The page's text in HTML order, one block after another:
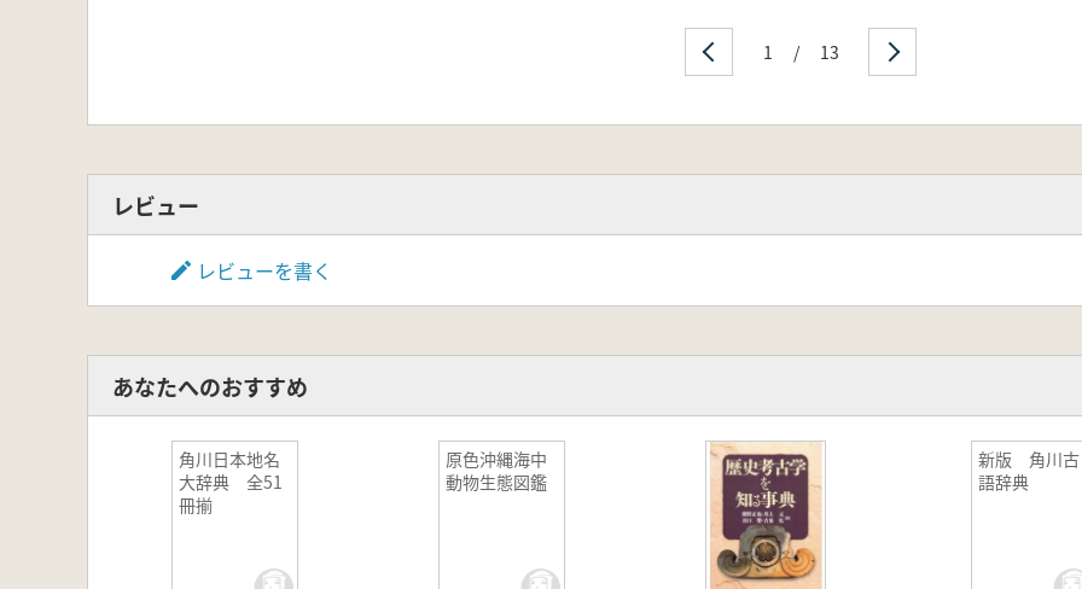
1 / 13
レビュー
レビューを書く
あなたへのおすすめ
角川日本地名
大辞典 全51
冊揃
原色沖縄海中
動物生態図鑑
新版 角川古
語辞典